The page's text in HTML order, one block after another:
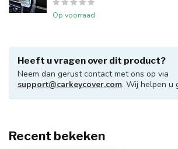
Op voorraad
Heeft u vragen over dit product?
Neem dan gerust contact met ons op via
support@carkeycover.com. Wij helpen u
Recent bekeken